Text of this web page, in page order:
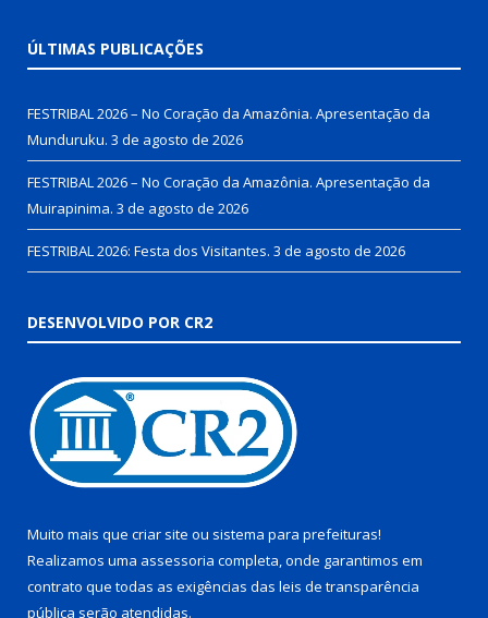
ÚLTIMAS PUBLICAÇÕES
FESTRIBAL 2026 – No Coração da Amazônia. Apresentação da
Munduruku. 3 de agosto de 2026
FESTRIBAL 2026 – No Coração da Amazônia. Apresentação da
Muirapinima. 3 de agosto de 2026
FESTRIBAL 2026: Festa dos Visitantes. 3 de agosto de 2026
DESENVOLVIDO POR CR2
Muito mais que criar site ou sistema para prefeituras!
Realizamos uma assessoria completa, onde garantimos em
contrato que todas as exigências das leis de transparência
pública serão atendidas.